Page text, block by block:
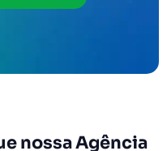
nossa Agência